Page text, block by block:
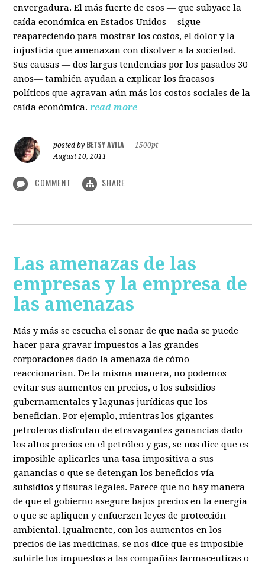
envergadura. El más fuerte de esos — que subyace la
caída económica en Estados Unidos— sigue
reapareciendo para mostrar los costos, el dolor y la
injusticia que amenazan con disolver a la sociedad.
Sus causas — dos largas tendencias por los pasados 30
años— también ayudan a explicar los fracasos
políticos que agravan aún más los costos sociales de la
caída económica. read more
posted by BETSY AVILA
1500pt
August 10, 2011
COMMENT SHARE
Las amenazas de las
empresas y la empresa de
las amenazas
Más y más se escucha el sonar de que nada se puede
hacer para gravar impuestos a las grandes
corporaciones dado la amenaza de cómo
reaccionarían. De la misma manera, no podemos
evitar sus aumentos en precios, o los subsidios
gubernamentales y lagunas jurídicas que los
benefician. Por ejemplo, mientras los gigantes
petroleros disfrutan de etravagantes ganancias dado
los altos precios en el petróleo y gas, se nos dice que es
imposible aplicarles una tasa impositiva a sus
ganancias o que se detengan los beneficios vía
subsidios y fisuras legales. Parece que no hay manera
de que el gobierno asegure bajos precios en la energía
o que se apliquen y enfuerzen leyes de protección
ambiental. Igualmente, con los aumentos en los
precios de las medicinas, se nos dice que es imposible
subirle los impuestos a las compañías farmaceuticas o